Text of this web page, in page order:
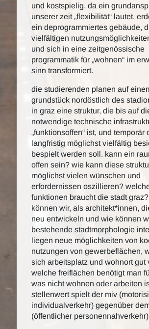
und kostspielig. da ein
unserer zeit „flexibilität“ lautet,
ein deprogrammiertes gebäude,
vielfältigen
und sich in eine zeitgenössische
programmatik für „wohnen“ im
sinn transformiert.
die studierenden planen auf
grundstück nordöstlich des
in graz eine struktur, die bis auf
notwendige technische
„funktionsoffen“ ist, und temporär
langfristig möglichst vielfältig
bespielt werden soll. kann ein
offen sein? wie kann diese
möglichst vielen wünschen und
erfordernissen oszillieren?
funktionen braucht die stadt
können wir, als architekt*innen,
neu entwickeln und wie können
bestehende stadtmorphologie
liegen neue möglichkeiten von
nutzungen von gewerbeflächen,
sich arbeitsplatz und wohnort gut
welche freiflächen benötigt man
was nicht wohnen oder arbeiten
stellenwert spielt der miv
individualverkehr) gegenüber
(öffentlicher